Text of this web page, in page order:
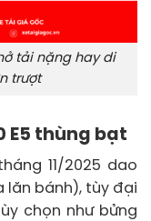
tải nặng hay di
trượt
E5 thùng bạt
11/2025 dao
lăn bánh), tùy đại
chọn như bửng